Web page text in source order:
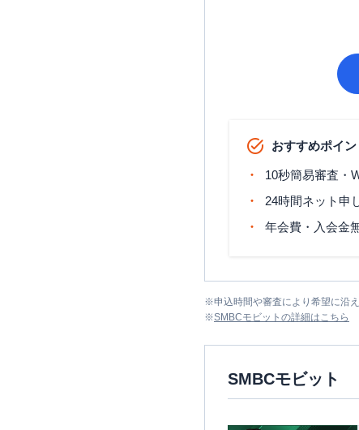
おすすめポイン
10秒簡易審査・
24時間ネット申
年会費・入会金
※申込時間や審査により希望に沿
※SMBCモビット の詳細はこちら
SMBCモビット